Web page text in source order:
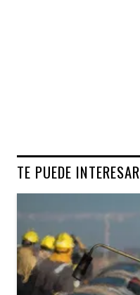
TE PUEDE INTERESAR